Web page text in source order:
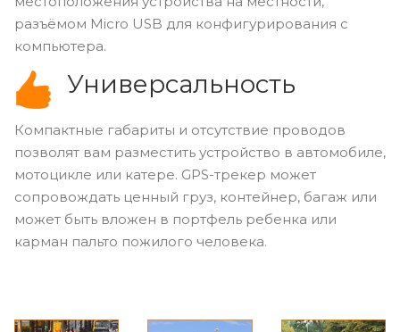
разъёмом Micro USB для конфигурирования с
компьютера.
Универсальность
Компактные габариты и отсутствие проводов
позволят вам разместить устройство в автомобиле,
мотоцикле или катере. GPS-трекер может
сопровождать ценный груз, контейнер, багаж или
может быть вложен в портфель ребенка или
карман пальто пожилого человека.